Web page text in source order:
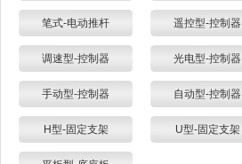
笔式-电动推杆 遥控型-控制器
调速型-控制器 光电型-控制器
手动型-控制器 自动型-控制器
H型-固定支架 U型-固定支架